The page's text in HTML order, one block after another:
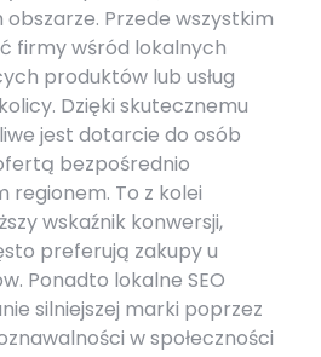
Przede wszystkim
firmy wśród lokalnych
produktów lub usług
Dzięki skutecznemu
jest dotarcie do osób
bezpośrednio
regionem. To z kolei
wskaźnik konwersji,
preferują zakupy u
Ponadto lokalne SEO
silniejszej marki poprzez
w społeczności